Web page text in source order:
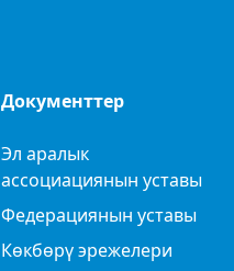
Документтер
Эл аралык
ассоциациянын уставы
Федерациянын уставы
Көкбөрү эрежелери